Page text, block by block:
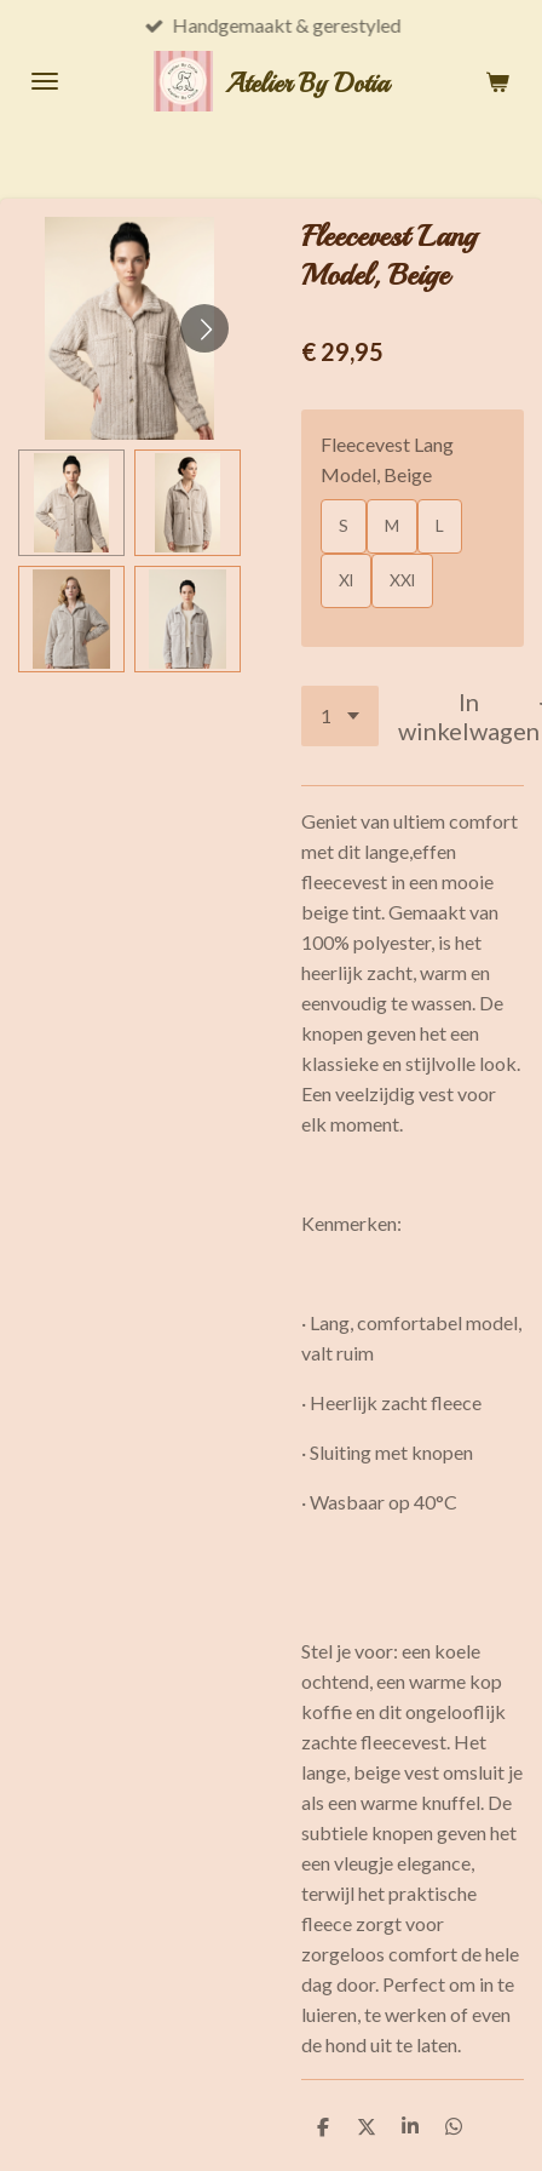
naar
Atelier By Dotia
Handgemaakt & gerestyled
Fleecevest Lang
Model, Beige
€ 29,95
Fleecevest Lang
Model, Beige
S M L
Xl XXl
In
winkelwagen
Geniet van ultiem comfort
met dit lange,effen
fleecevest in een mooie
beige tint. Gemaakt van
100% polyester, is het
heerlijk zacht, warm en
eenvoudig te wassen. De
knopen geven het een
klassieke en stijlvolle look.
Een veelzijdig vest voor
elk moment.
Kenmerken:
· Lang, comfortabel model,
valt ruim
· Heerlijk zacht fleece
· Sluiting met knopen
· Wasbaar op 40°C
Stel je voor: een koele
ochtend, een warme kop
koffie en dit ongelooflijk
zachte fleecevest. Het
lange, beige vest omsluit je
als een warme knuffel. De
subtiele knopen geven het
een vleugje elegance,
terwijl het praktische
fleece zorgt voor
zorgeloos comfort de hele
dag door. Perfect om in te
luieren, te werken of even
de hond uit te laten.
D
D
S
D